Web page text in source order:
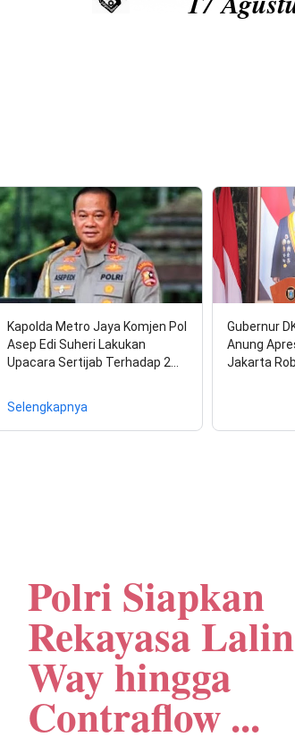
Kapolda Metro Jaya Komjen Pol
Asep Edi Suheri Lakukan
Upacara Sertijab Terhadap 2…
Selengkapnya
Gubernur
Anung
Jakarta
Polri Siapkan
Rekayasa
Way hingga
Contraflow ...